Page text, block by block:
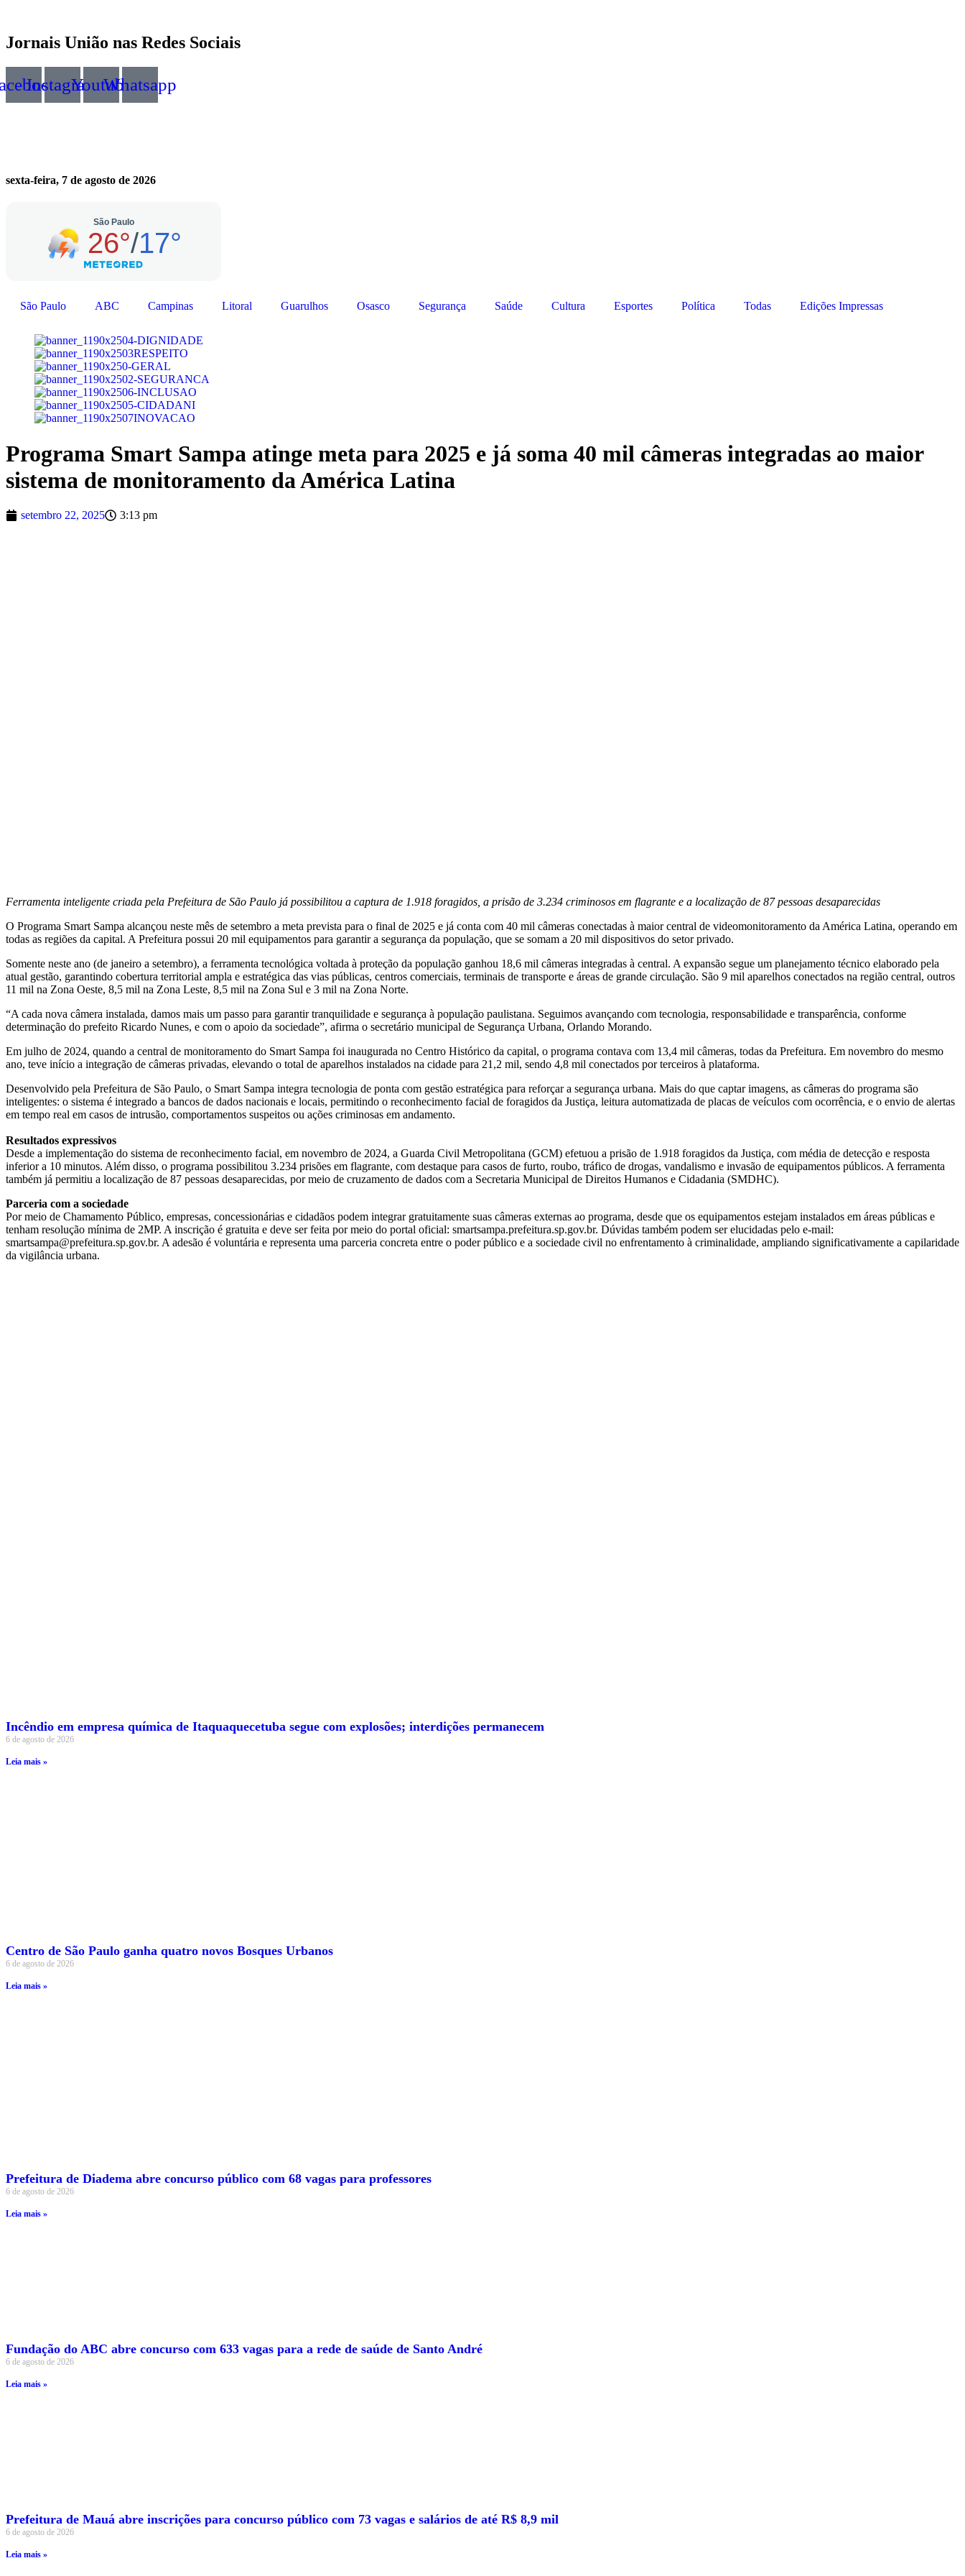
Jornais União nas Redes Sociais
InstagramYoutubeWhatsapp
sexta-feira, 7 de agosto de 2026
São Paulo ABC Campinas Litoral Guarulhos Osasco Segurança Saúde Cultura Esportes Política Todas Edições Impressas
Programa Smart Sampa atinge meta para 2025 e já soma 40 mil câmeras integradas ao maior
sistema de monitoramento da América Latina
setembro 22, 2025 3:13 pm
Ferramenta inteligente criada pela Prefeitura de São Paulo já possibilitou a captura de 1.918 foragidos, a prisão de 3.234 criminosos em flagrante e a localização de 87 pessoas desaparecidas
O Programa Smart Sampa alcançou neste mês de setembro a meta prevista para o final de 2025 e já conta com 40 mil câmeras conectadas à maior central de videomonitoramento da América Latina, operando em
todas as regiões da capital. A Prefeitura possui 20 mil equipamentos para garantir a segurança da população, que se somam a 20 mil dispositivos do setor privado.
Somente neste ano (de janeiro a setembro), a ferramenta tecnológica voltada à proteção da população ganhou 18,6 mil câmeras integradas à central. A expansão segue um planejamento técnico elaborado pela
atual gestão, garantindo cobertura territorial ampla e estratégica das vias públicas, centros comerciais, terminais de transporte e áreas de grande circulação. São 9 mil aparelhos conectados na região central, outros
11 mil na Zona Oeste, 8,5 mil na Zona Leste, 8,5 mil na Zona Sul e 3 mil na Zona Norte.
“A cada nova câmera instalada, damos mais um passo para garantir tranquilidade e segurança à população paulistana. Seguimos avançando com tecnologia, responsabilidade e transparência, conforme
determinação do prefeito Ricardo Nunes, e com o apoio da sociedade”, afirma o secretário municipal de Segurança Urbana, Orlando Morando.
Em julho de 2024, quando a central de monitoramento do Smart Sampa foi inaugurada no Centro Histórico da capital, o programa contava com 13,4 mil câmeras, todas da Prefeitura. Em novembro do mesmo
ano, teve início a integração de câmeras privadas, elevando o total de aparelhos instalados na cidade para 21,2 mil, sendo 4,8 mil conectados por terceiros à plataforma.
Desenvolvido pela Prefeitura de São Paulo, o Smart Sampa integra tecnologia de ponta com gestão estratégica para reforçar a segurança urbana. Mais do que captar imagens, as câmeras do programa são
inteligentes: o sistema é integrado a bancos de dados nacionais e locais, permitindo o reconhecimento facial de foragidos da Justiça, leitura automatizada de placas de veículos com ocorrência, e o envio de alertas
em tempo real em casos de intrusão, comportamentos suspeitos ou ações criminosas em andamento.
Resultados expressivos
Desde a implementação do sistema de reconhecimento facial, em novembro de 2024, a Guarda Civil Metropolitana (GCM) efetuou a prisão de 1.918 foragidos da Justiça, com média de detecção e resposta
inferior a 10 minutos. Além disso, o programa possibilitou 3.234 prisões em flagrante, com destaque para casos de furto, roubo, tráfico de drogas, vandalismo e invasão de equipamentos públicos. A ferramenta
também já permitiu a localização de 87 pessoas desaparecidas, por meio de cruzamento de dados com a Secretaria Municipal de Direitos Humanos e Cidadania (SMDHC).
Parceria com a sociedade
Por meio de Chamamento Público, empresas, concessionárias e cidadãos podem integrar gratuitamente suas câmeras externas ao programa, desde que os equipamentos estejam instalados em áreas públicas e
tenham resolução mínima de 2MP. A inscrição é gratuita e deve ser feita por meio do portal oficial: smartsampa.prefeitura.sp.gov.br. Dúvidas também podem ser elucidadas pelo e-mail:
smartsampa@prefeitura.sp.gov.br. A adesão é voluntária e representa uma parceria concreta entre o poder público e a sociedade civil no enfrentamento à criminalidade, ampliando significativamente a capilaridade
da vigilância urbana.
Incêndio em empresa química de Itaquaquecetuba segue com explosões; interdições permanecem
6 de agosto de 2026
Leia mais »
Centro de São Paulo ganha quatro novos Bosques Urbanos
6 de agosto de 2026
Leia mais »
Prefeitura de Diadema abre concurso público com 68 vagas para professores
6 de agosto de 2026
Leia mais »
Fundação do ABC abre concurso com 633 vagas para a rede de saúde de Santo André
6 de agosto de 2026
Leia mais »
Prefeitura de Mauá abre inscrições para concurso público com 73 vagas e salários de até R$ 8,9 mil
6 de agosto de 2026
Leia mais »